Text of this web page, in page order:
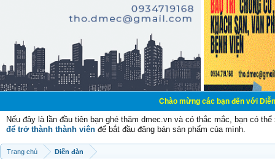
Chào mừng các bạn đến với Diễn đàn Cơ
Nếu đây là lần đầu tiên bạn ghé thăm dmec.vn và có thắc mắc, bạn có
để trở thành thành viên để bắt đầu đăng bán sản phẩm của mình.
Trang chủ Diễn đàn